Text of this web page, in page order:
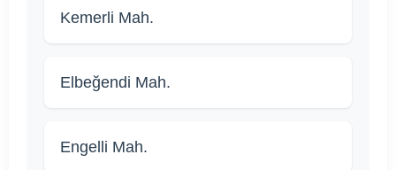
Kemerli Mah.
Elbeğendi Mah.
Engelli Mah.